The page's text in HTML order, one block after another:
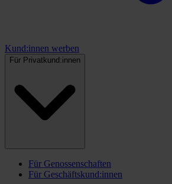
Kund:innen werben
Für Privatkund:innen
Für Genossenschaften
Für Geschäftskund:innen